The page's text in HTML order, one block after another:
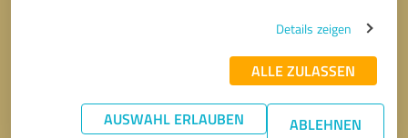
Details zeigen
ALLE ZULASSEN
AUSWAHL ERLAUBEN ABLEHNEN
* Erforderliche Angaben
Nachricht senden